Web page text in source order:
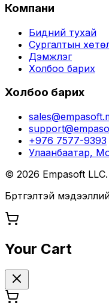
Компани
Бидний тухай
Сургалтын
Дэмжлэг
Холбоо барих
Холбоо барих
+976 7577-9393
Улаанбаатар,
© 2026 Empasoft
Бүртгэлтэй
Your Cart